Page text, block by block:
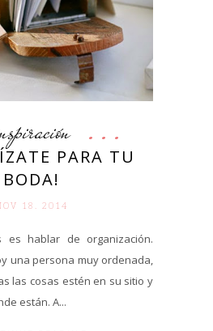
PARA TU
BODA!
18. 2014
es hablar de organización.
una persona muy ordenada,
las cosas estén en su sitio y
están. A...